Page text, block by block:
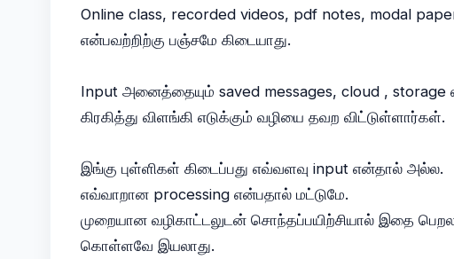
Online class, recorded videos, pdf notes, modal
என்பவற்றிற்கு பஞ்சமே கிடையாது.
Input அனைத்தையும் saved messages, cloud ,
கிரகித்து விளங்கி எடுக்கும் வழியை தவற விட்டுள்ளார்கள்.
இங்கு புள்ளிகள் கிடைப்பது எவ்வளவு input என்தால் அல்ல.
எவ்வாறான processing என்பதால் மட்டுமே.
முறையான வழிகாட்டலுடன் சொந்தப்பயிற்சியால் இதை
கொள்ளவே இயலாது.